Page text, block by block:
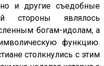
и другие съедобные
стороны являлось
богам-идолам, а
функцию.
столкнулись с этим